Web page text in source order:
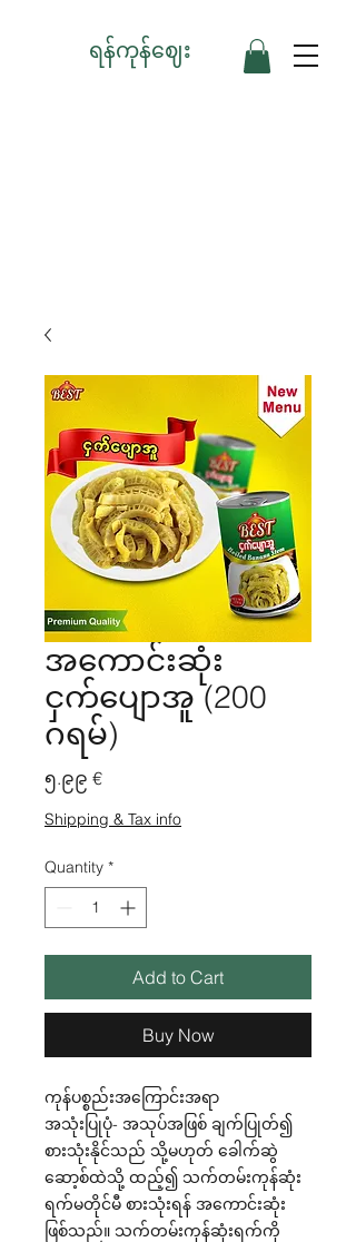
ရန်ကုန်ဈေး
အကောင်းဆုံး
ငှက်ပျောအူ (200
ဂရမ်)
၅.၉၉ €Price
Shipping & Tax info
Quantity *
Add to Cart
Buy Now
ကုန်ပစ္စည်းအကြောင်းအရာ
အသုံးပြုပုံ- အသုပ်အဖြစ် ချက်ပြုတ်၍
စားသုံးနိုင်သည် သို့မဟုတ် ခေါက်ဆွဲ
ဆော့စ်ထဲသို့ ထည့်၍ သက်တမ်းကုန်ဆုံး
ရက်မတိုင်မီ စားသုံးရန် အကောင်းဆုံး
ဖြစ်သည်။ သက်တမ်းကုန်ဆုံးရက်ကို